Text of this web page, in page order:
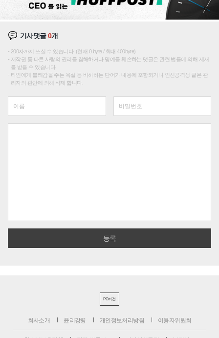
기사댓글0개
200자까지 쓰실 수 있습니다. (현재 0 byte / 최대 400byte)
저작권 등 다른 사람의 권리를 침해하거나 명예를 훼손하는 댓글은 관련 법률에 의해 제재
를 받을 수 있습니다.
타인에게 불쾌감을 주는 욕설 등 비하하는 단어가 내용에 포함되거나 인신공격성 글은 관
리자의 판단에 의해 삭제 합니다.
PC버전
회사소개 윤리강령 개인정보처리방침 이용자위원회